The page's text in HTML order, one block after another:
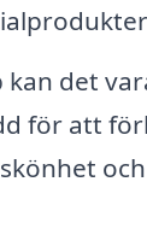
det
för att